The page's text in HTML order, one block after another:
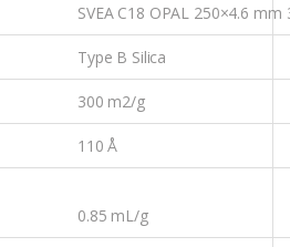
SVEA C18 OPAL 250×4.6 mm
Type B Silica
300 m2/g
110 Å
0.85 mL/g